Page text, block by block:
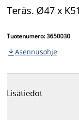
Teräs. Ø47 x
Tuotenumero: 3650030
 Asennusohje
Lisätiedot